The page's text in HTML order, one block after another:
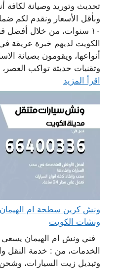
تحديث وتوريد وصيانة لكافة
وبأقل الأسعار ونقدم لكم
١٠ سنوات، من خلال أفضل
الكويت لديهم خبرة عريقة
أنواعها، ويقومون بصيانة
وتقنيات حديثة تواكب
اقرأ المزيد
ونشات الكويت
فني ونش ام الهيمان يسعى
الخدمات، من : خدمة النقل
وتبديل زيت السيارات، وشحن